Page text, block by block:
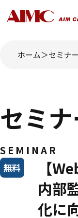
ホーム セミナー
セミ
SEMINAR
【
内部
化に
無料